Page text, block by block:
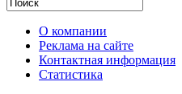
О компании
Реклама на сайте
Контактная информация
Статистика